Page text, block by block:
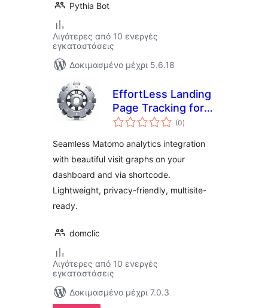
Pythia Bot
Λιγότερες από 10 ενεργές
εγκαταστάσεις
Δοκιμασμένο μέχρι 5.6.18
EffortLess Landing
Page Tracking for
Matomo
(0αξιολογήσεις
σύνολο
)
Seamless Matomo analytics integration
with beautiful visit graphs on your
dashboard and via shortcode.
Lightweight, privacy-friendly, multisite-
ready.
domclic
Λιγότερες από 10 ενεργές
εγκαταστάσεις
Δοκιμασμένο μέχρι 7.0.3